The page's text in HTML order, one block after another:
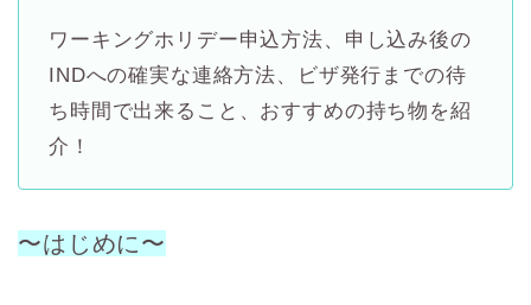
ワーキングホリデー申込方法、申し込み後の
INDへの確実な連絡方法、ビザ発行までの待
ち時間で出来ること、おすすめの持ち物を紹
介！
〜はじめに〜